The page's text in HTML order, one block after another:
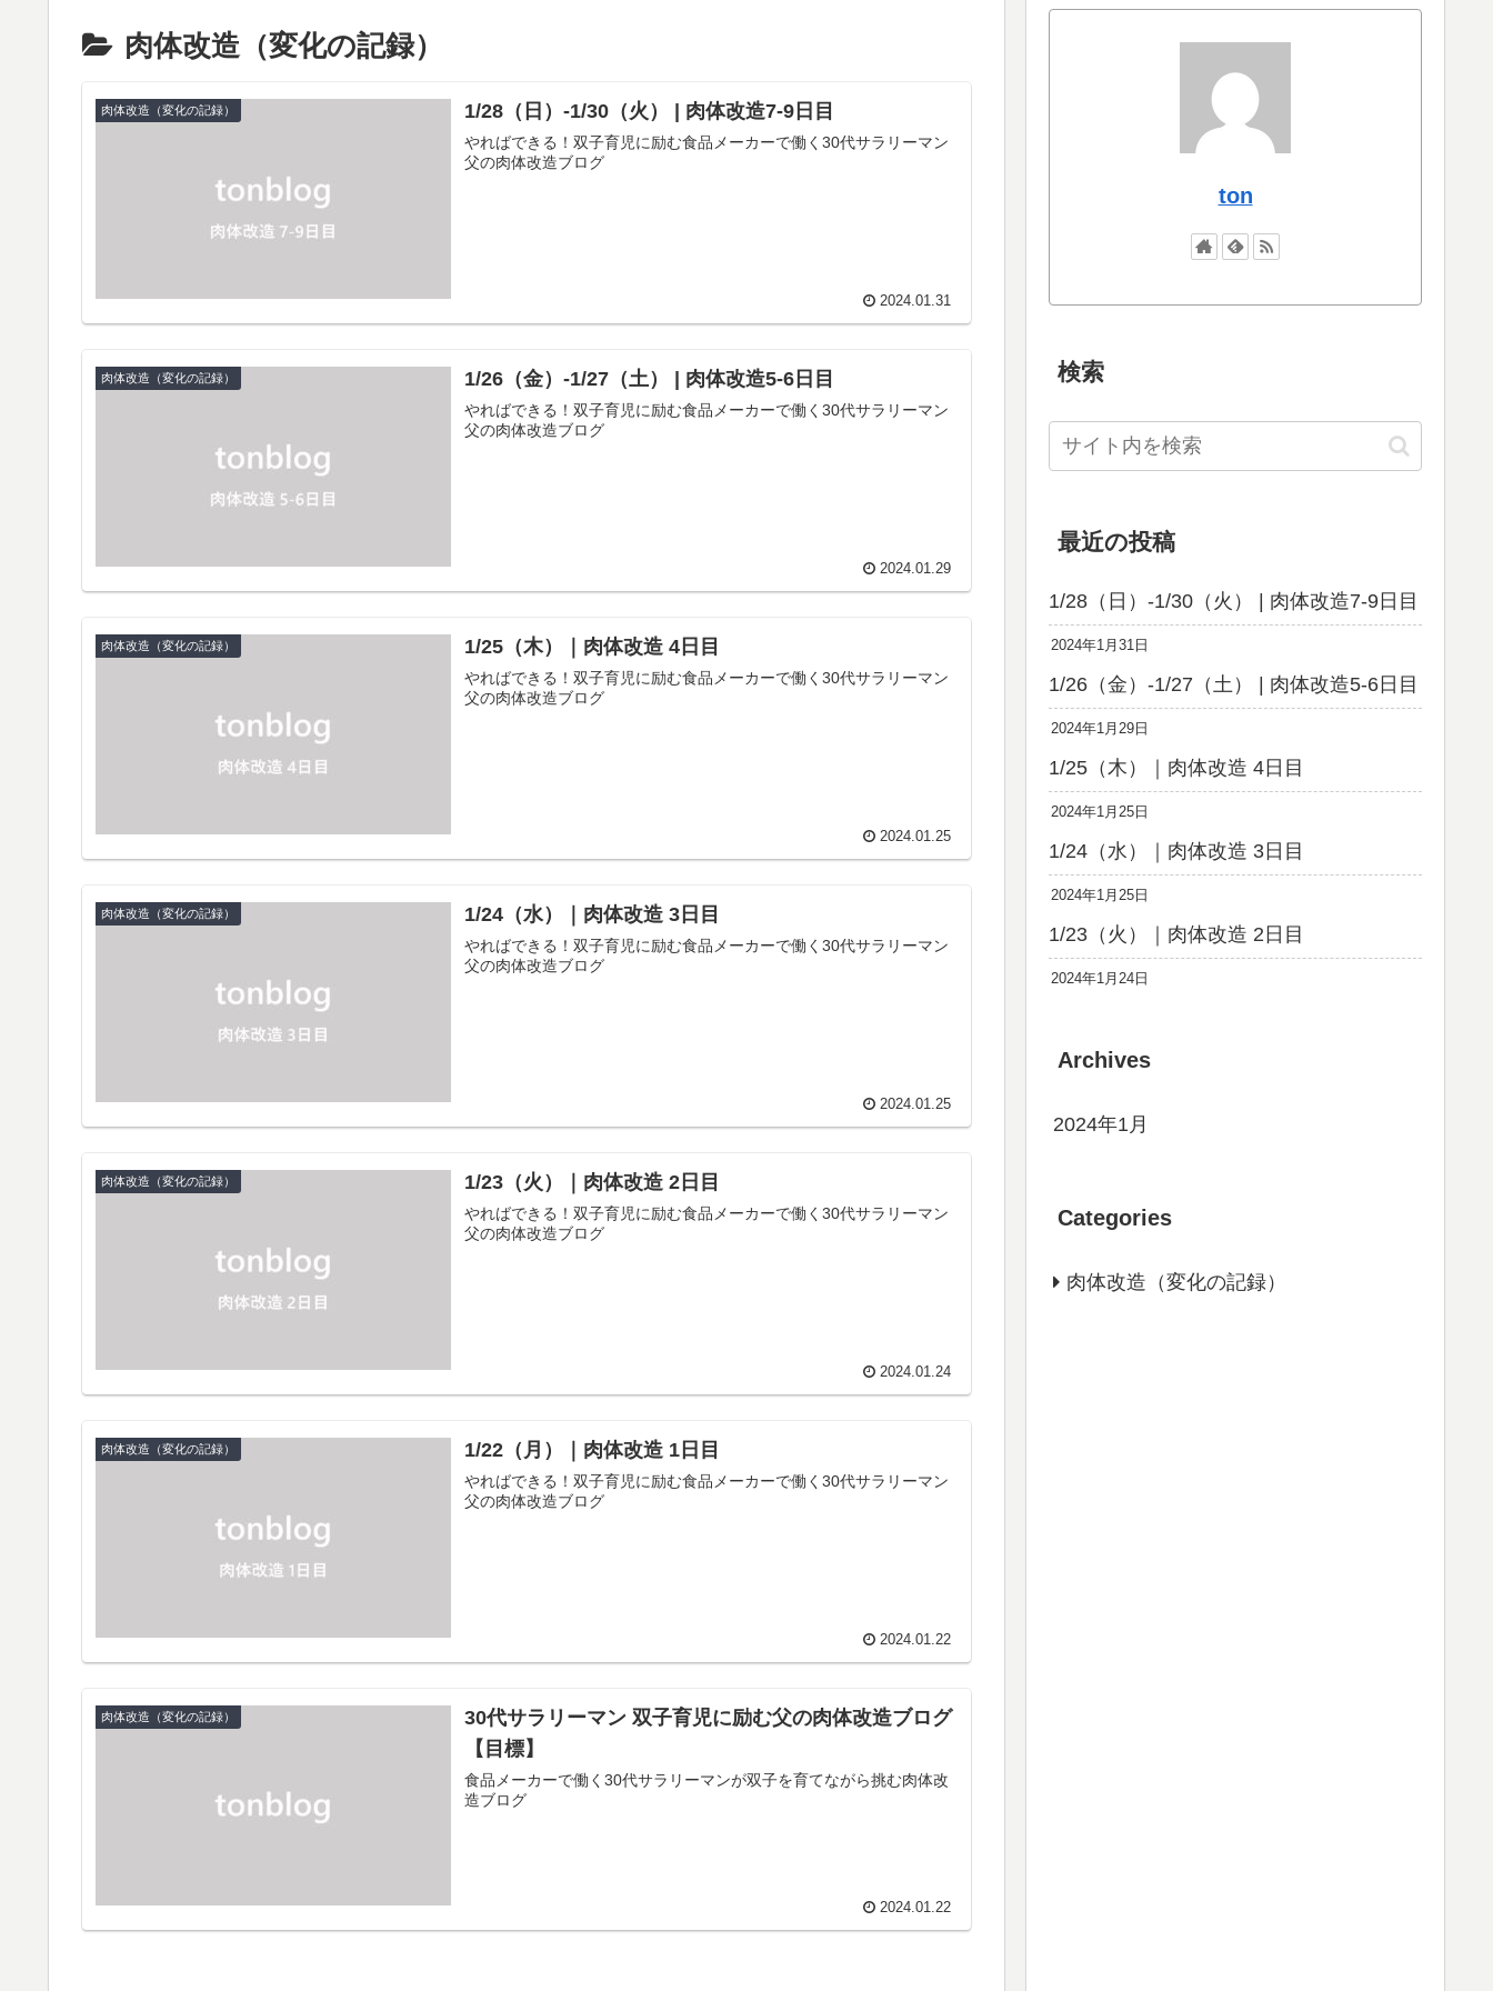
肉体改造（変化の記録）
肉体改造（変化の記録） 1/28（日）-1/30（火） | 肉体改造7-9日目
やればできる！双子育児に励む食品メーカーで働く30代サラリーマン
父の肉体改造ブログ
2024.01.31
肉体改造（変化の記録） 1/26（金）-1/27（土） | 肉体改造5-6日目
やればできる！双子育児に励む食品メーカーで働く30代サラリーマン
父の肉体改造ブログ
2024.01.29
肉体改造（変化の記録） 1/25（木）｜肉体改造 4日目
やればできる！双子育児に励む食品メーカーで働く30代サラリーマン
父の肉体改造ブログ
2024.01.25
肉体改造（変化の記録） 1/24（水）｜肉体改造 3日目
やればできる！双子育児に励む食品メーカーで働く30代サラリーマン
父の肉体改造ブログ
2024.01.25
肉体改造（変化の記録） 1/23（火）｜肉体改造 2日目
やればできる！双子育児に励む食品メーカーで働く30代サラリーマン
父の肉体改造ブログ
2024.01.24
肉体改造（変化の記録） 1/22（月）｜肉体改造 1日目
やればできる！双子育児に励む食品メーカーで働く30代サラリーマン
父の肉体改造ブログ
2024.01.22
肉体改造（変化の記録）
30代サラリーマン 双子育児に励む父の肉体改造ブログ
【目標】
食品メーカーで働く30代サラリーマンが双子を育てながら挑む肉体改
造ブログ
2024.01.22
ton
検索
最近の投稿
1/28（日）-1/30（火） | 肉体改造7-9日目
2024年1月31日
1/26（金）-1/27（土） | 肉体改造5-6日目
2024年1月29日
1/25（木）｜肉体改造 4日目
2024年1月25日
1/24（水）｜肉体改造 3日目
2024年1月25日
1/23（火）｜肉体改造 2日目
2024年1月24日
Archives
2024年1月
Categories
肉体改造（変化の記録）